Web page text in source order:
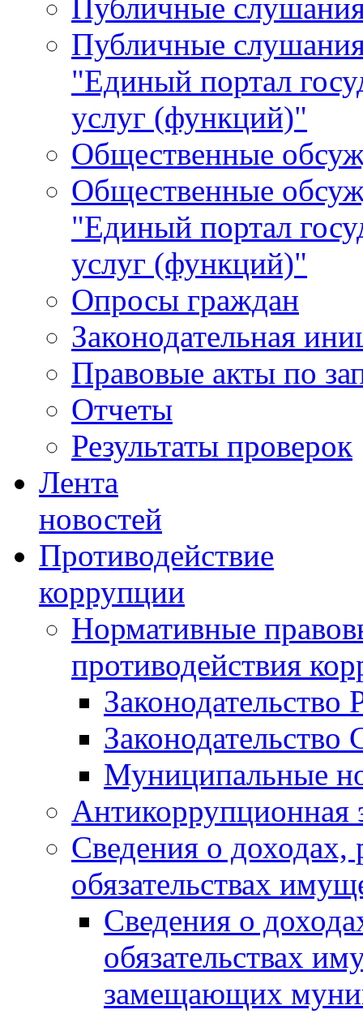
Публичные
Публичные
"Единый портал
услуг (функций)"
Общественные
Общественные
"Единый портал
услуг (функций)"
Опросы граждан
Законодательная
Правовые акты по
Отчеты
Результаты проверок
Лента
новостей
Противодействие
коррупции
Нормативные
противодействия
Законодательство
Муниципальные
Антикоррупционная
Сведения о доходах,
обязательствах
Сведения о
обязательствах
замещающих